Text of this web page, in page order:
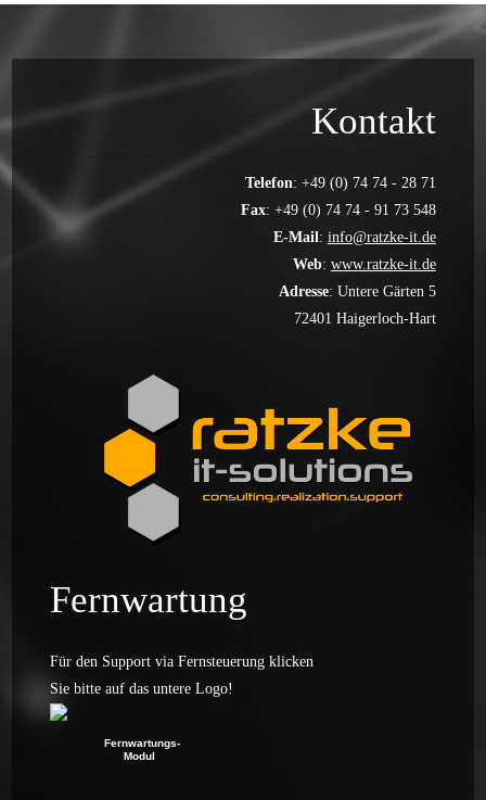
Kontakt
Telefon: +49 (0) 74 74 - 28 71
Fax: +49 (0) 74 74 - 91 73 548
E-Mail: info@ratzke-it.de
Web: www.ratzke-it.de
Adresse: Untere Gärten 5
72401 Haigerloch-Hart
Fernwartung
Für den Support via Fernsteuerung klicken
Sie bitte auf das untere Logo!
Fernwartungs-
Modul